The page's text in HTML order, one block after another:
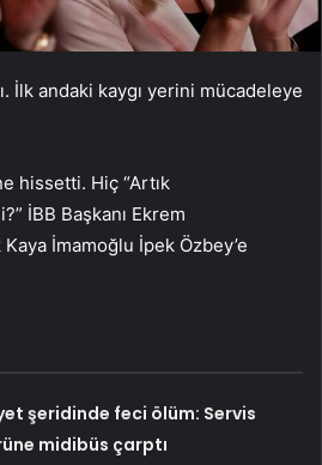
İlk andaki kaygı yerini mücadeleye
hissetti. Hiç “Artık
İBB Başkanı Ekrem
İmamoğlu İpek Özbey’e
şeridinde feci ölüm: Servis
midibüs çarptı